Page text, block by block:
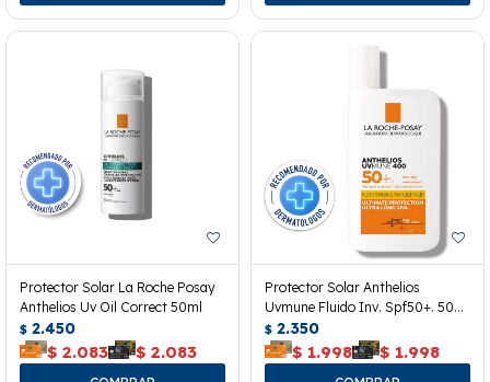
Protector Solar La Roche Posay
Anthelios Uv Oil Correct 50ml
$ 2.450
$ 2.083 $ 2.083
Protector Solar Anthelios
Uvmune Fluido Inv. Spf50+. 50
Ml.
$ 2.350
$ 1.998 $ 1.998